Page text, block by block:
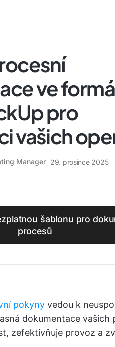
ve
pro
vašich
Manager 29. prosince 2025
šablonu pro
procesů
pokyny vedou k
dokumentace vašich
zefektivňuje provoz a